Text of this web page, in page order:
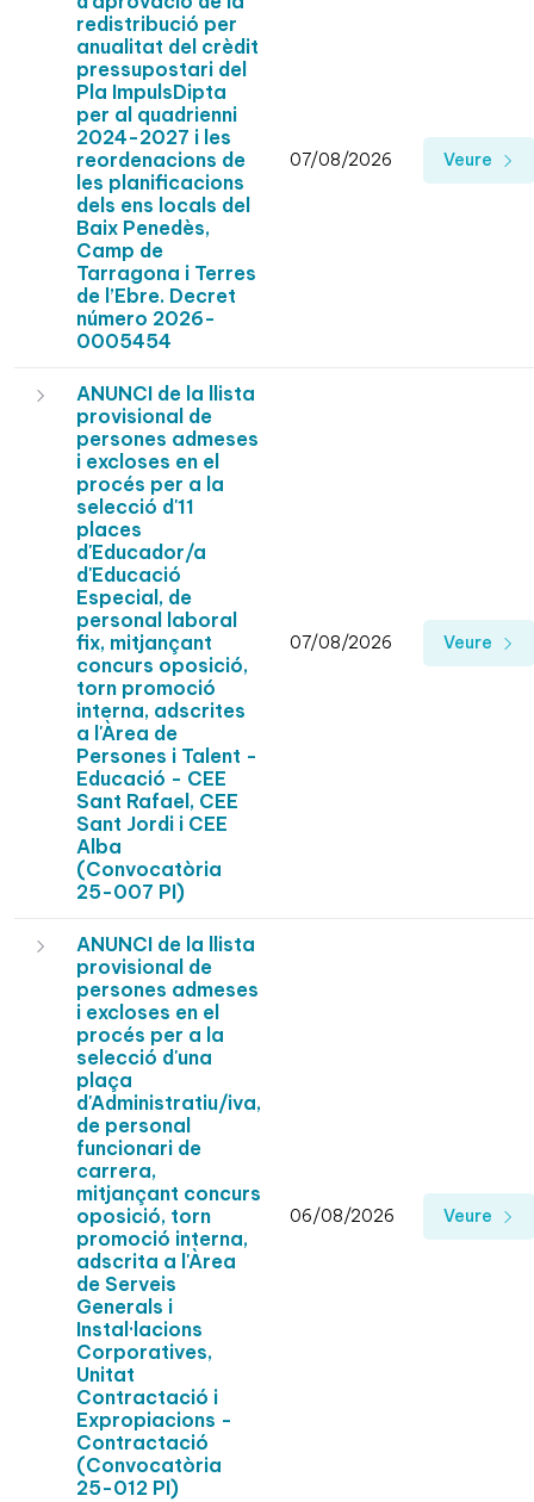
redistribució per
anualitat del crèdit
pressupostari del
Pla ImpulsDipta
per al quadrienni
2024-2027 i les
reordenacions de
les planificacions
dels ens locals del
Baix Penedès,
Camp de
Tarragona i Terres
de l’Ebre. Decret
número 2026-
0005454
07/08/2026 Veure
ANUNCI de la llista
provisional de
persones admeses
i excloses en el
procés per a la
selecció d'11
places
d'Educador/a
d'Educació
Especial, de
personal laboral
fix, mitjançant
concurs oposició,
torn promoció
interna, adscrites
a l'Àrea de
Persones i Talent -
Educació - CEE
Sant Rafael, CEE
Sant Jordi i CEE
Alba
(Convocatòria
25-007 PI)
07/08/2026 Veure
ANUNCI de la llista
provisional de
persones admeses
i excloses en el
procés per a la
selecció d'una
plaça
d'Administratiu/iva,
de personal
funcionari de
carrera,
mitjançant concurs
oposició, torn
promoció interna,
adscrita a l'Àrea
de Serveis
Generals i
Instal·lacions
Corporatives,
Unitat
Contractació i
Expropiacions -
Contractació
(Convocatòria
25-012 PI)
06/08/2026 Veure